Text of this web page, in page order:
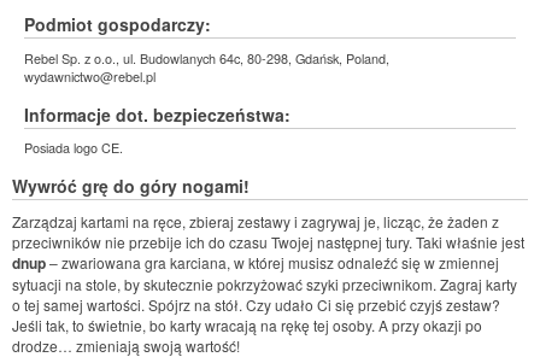
Podmiot gospodarczy:
Rebel Sp. z o.o., ul. Budowlanych 64c, 80-298, Gdańsk, Poland,
wydawnictwo@rebel.pl
Informacje dot. bezpieczeństwa:
Posiada logo CE.
Wywróć grę do góry nogami!
Zarządzaj kartami na ręce, zbieraj zestawy i zagrywaj je, licząc, że żaden z
przeciwników nie przebije ich do czasu Twojej następnej tury. Taki właśnie jest
dnup– zwariowana gra karciana, w której musisz odnaleźć się w zmiennej
sytuacji na stole, by skutecznie pokrzyżować szyki przeciwnikom. Zagraj karty
o tej samej wartości. Spójrz na stół. Czy udało Ci się przebić czyjś zestaw?
Jeśli tak, to świetnie, bo karty wracają na rękę tej osoby. A przy okazji po
drodze… zmieniają swoją wartość!